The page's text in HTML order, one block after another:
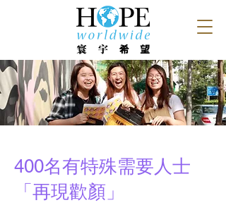
400名有特殊需要人士
「再現歡顏」